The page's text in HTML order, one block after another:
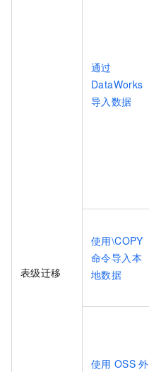
表级迁移
通过
DataWorks
导入数据
使用\COPY
命令导入本
地数据
使用 OSS 外